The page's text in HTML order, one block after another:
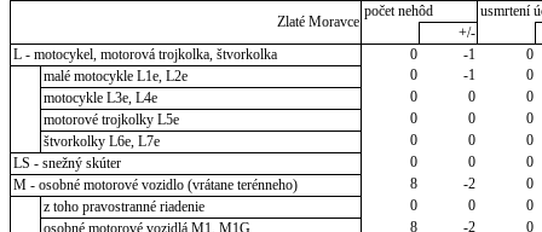
Zlaté Moravce
počet nehôd
usmrtení
+/-
L - motocykel, motorová trojkolka, štvorkolka
0 -1
0
malé motocykle L1e, L2e
0 -1
0
motocykle L3e, L4e
0 0
0
motorové trojkolky L5e
0 0
0
štvorkolky L6e, L7e
0 0
0
LS - snežný skúter
0 0
0
M - osobné motorové vozidlo (vrátane terénneho)
8 -2
0
z toho pravostranné riadenie
0 0
0
osobné motorové vozidlá M1, M1G
8 -2
0